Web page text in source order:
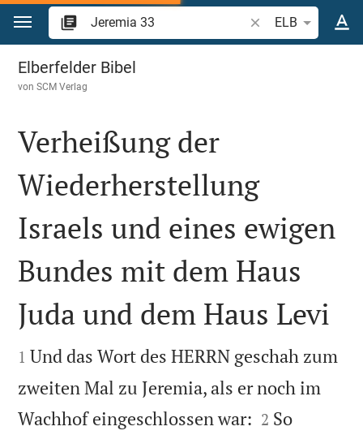
Zum Inhalt springen
Bibelstelle oder
ELB
Jeremia 33
Elberfelder Bibel
vonSCM Verlag

Verheißung der
Wiederherstellung
Israels und eines ewigen
Bundes mit dem Haus
Juda und dem Haus Levi

1 Und das Wort des HERRN geschah zum
zweiten Mal zu Jeremia, als er noch im
Wachhof eingeschlossen war: 

2 So